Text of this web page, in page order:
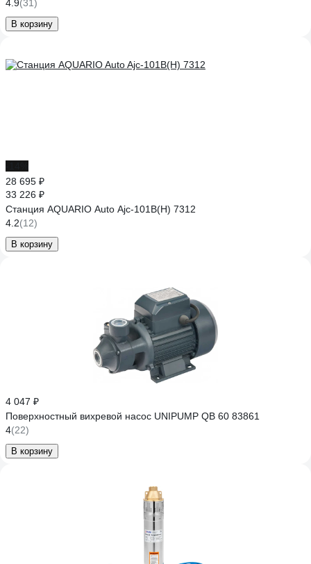
4.9(31)
В корзину
28 695 ₽
33 226 ₽
Станция AQUARIO Auto Ajc-101B(H) 7312
4.2(12)
В корзину
4 047 ₽
Поверхностный вихревой насос UNIPUMP QB 60 83861
4(22)
В корзину